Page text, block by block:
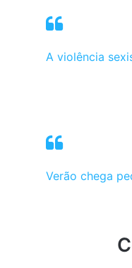
A violência
Verão chega